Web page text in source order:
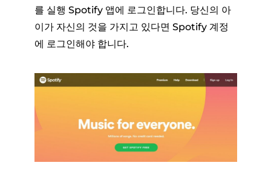
를 실행 Spotify 앱에 로그인합니다. 당신의 아
이가 자신의 것을 가지고 있다면 Spotify 계정
에 로그인해야 합니다.